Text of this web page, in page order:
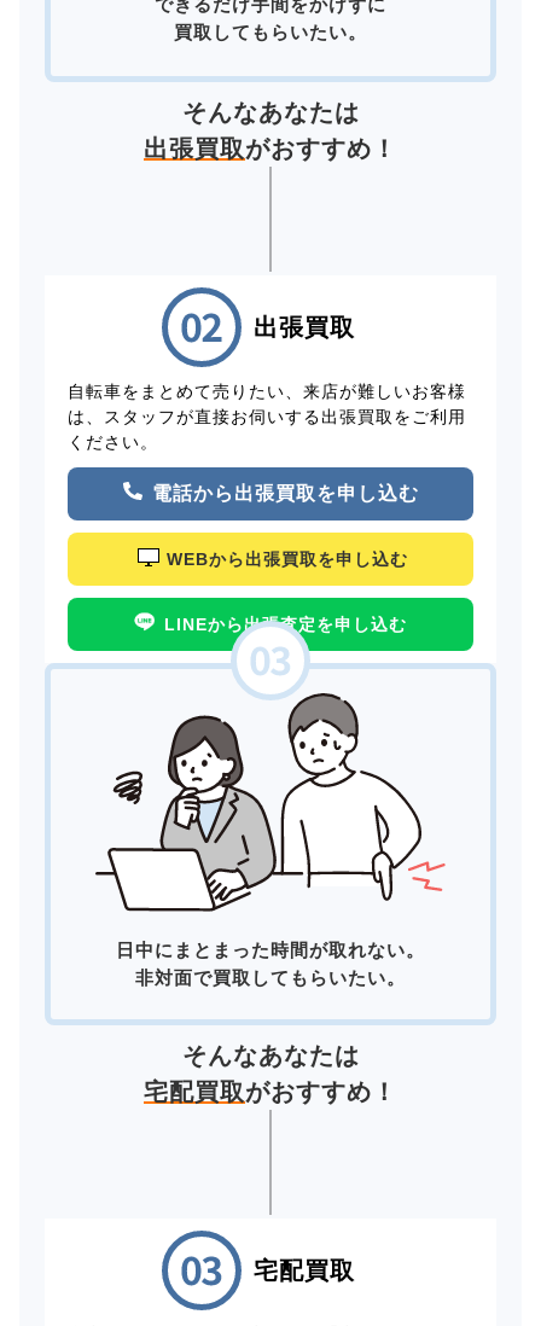
できるだけ手間をかけずに
買取してもらいたい。
そんなあなたは
出張買取がおすすめ！
出張買取
自転車をまとめて売りたい、来店が難しいお客様
は、スタッフが直接お伺いする出張買取をご利用
ください。
電話から出張買取を申し込む
WEBから出張買取を申し込む
LINEから出張査定を申し込む
日中にまとまった時間が取れない。
非対面で買取してもらいたい。
そんなあなたは
宅配買取がおすすめ！
宅配買取